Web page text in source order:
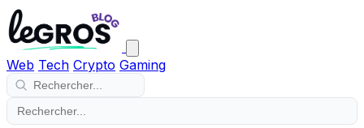
Web Tech Crypto Gaming